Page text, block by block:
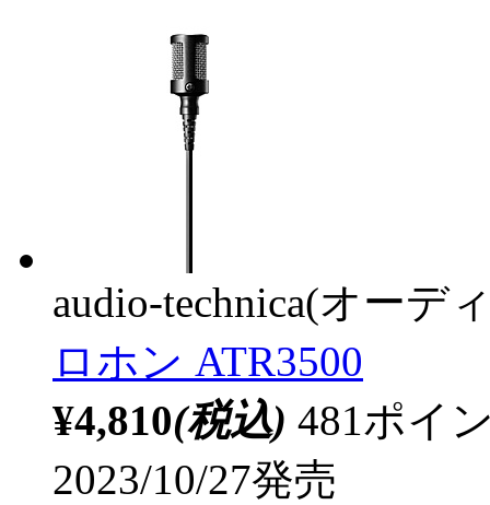
audio-technica(オーデ
ロホン ATR3500
¥4,810(税込) 481ポイ
2023/10/27発売